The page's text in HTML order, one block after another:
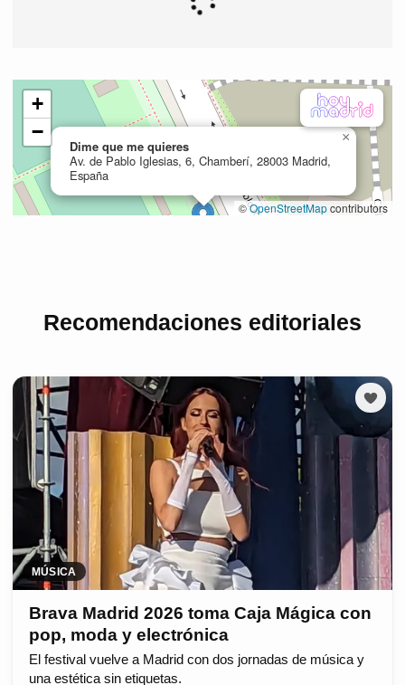
Recomendaciones editoriales
MÚSICA
Brava Madrid 2026 toma Caja Mágica con
pop, moda y electrónica
El festival vuelve a Madrid con dos jornadas de música y
una estética sin etiquetas.